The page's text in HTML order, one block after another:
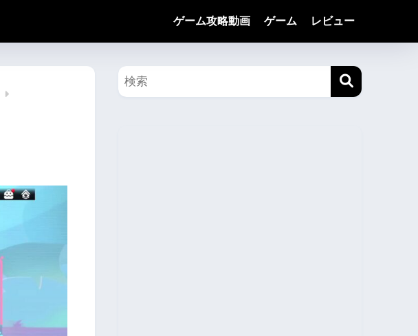
ゲーム攻略動画 ゲーム レビュー